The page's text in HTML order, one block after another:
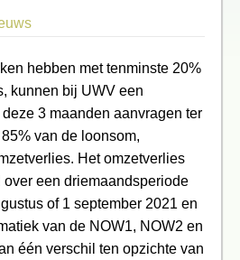
hebben met tenminste 20%
kunnen bij UWV een
3 maanden aanvragen ter
van de loonsom,
Het omzetverlies
een driemaandsperiode
of 1 september 2021 en
van de NOW1, NOW2 en
één verschil ten opzichte van